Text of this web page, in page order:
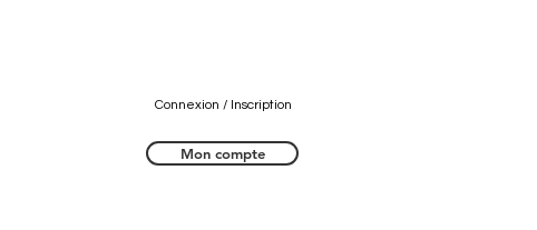
Connexion / Inscription
Mon compte